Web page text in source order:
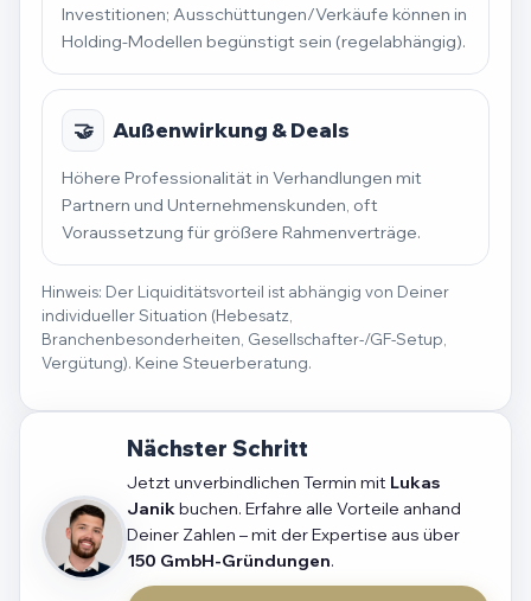
Investitionen; Ausschüttungen/Verkäufe können in
Holding-Modellen begünstigt sein (regelabhängig).
🤝 Außenwirkung & Deals
Höhere Professionalität in Verhandlungen mit
Partnern und Unternehmenskunden, oft
Voraussetzung für größere Rahmenverträge.
Hinweis: Der Liquiditätsvorteil ist abhängig von Deiner
individueller Situation (Hebesatz,
Branchenbesonderheiten, Gesellschafter-/GF-Setup,
Vergütung). Keine Steuerberatung.
Nächster Schritt
Jetzt unverbindlichen Termin mit Lukas
Janikbuchen. Erfahre alle Vorteile anhand
Deiner Zahlen – mit der Expertise aus über
150 GmbH-Gründungen.